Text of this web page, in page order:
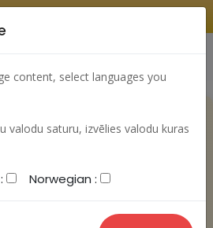
content, select languages you
valodu saturu, izvēlies valodu kuras
Norwegian :